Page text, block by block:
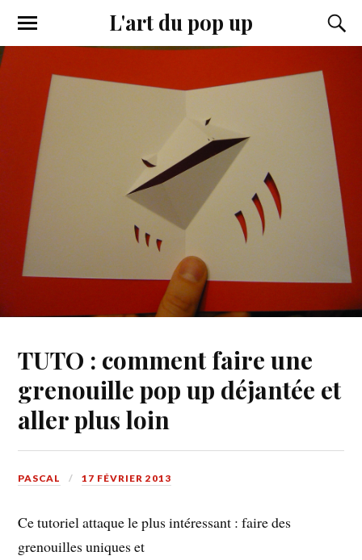
L'art du pop up
TUTO : comment faire une
grenouille pop up déjantée et
aller plus loin
PASCAL 17 FÉVRIER 2013
Ce tutoriel attaque le plus intéressant : faire des
grenouilles uniques et